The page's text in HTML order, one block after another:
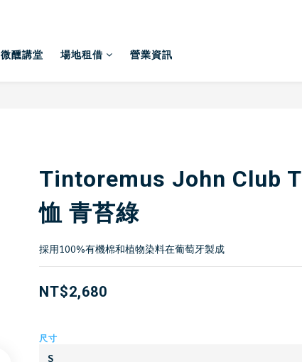
微醺講堂 場地租借 營業資訊
Tintoremus John Club T
恤 青苔綠
採用100%有機棉和植物染料在葡萄牙製成
NT$2,680
尺寸